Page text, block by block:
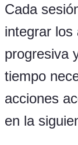
Cada
integrar los
progresiva
tiempo
acciones
en la